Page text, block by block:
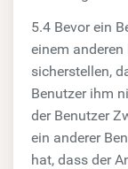
5.4 Bevor ein
einem
sicherstellen,
Benutzer ihm
der Benutzer
ein anderer
hat, dass der